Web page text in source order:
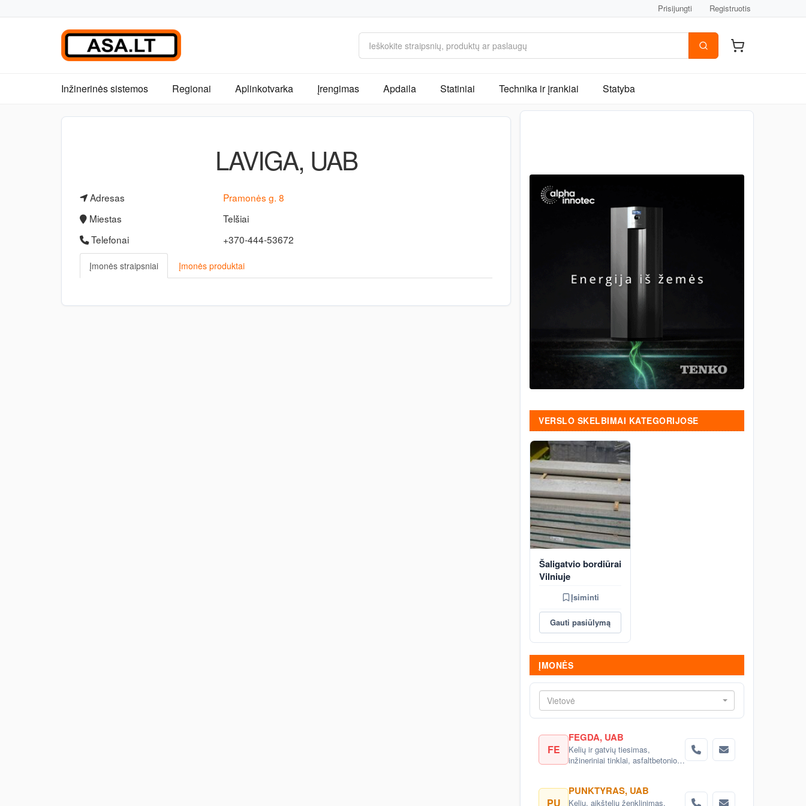
Prisijungti Registruotis
Inžinerinės sistemos Regionai Aplinkotvarka Įrengimas Apdaila Statiniai Technika ir įrankiai Statyba
LAVIGA, UAB
Adresas
Pramonės g. 8
Miestas
Telšiai
Telefonai
+370-444-53672
Įmonės straipsniai Įmonės produktai
VERSLO SKELBIMAI KATEGORIJOSE
Šaligatvio bordiūrai
Vilniuje
Įsiminti
Gauti pasiūlymą
ĮMONĖS
Vietovė
FE
FEGDA, UAB
Kelių ir gatvių tiesimas,
inžineriniai tinklai, asfaltbetonio ir
PU
PUNKTYRAS, UAB
Kelių, aikštelių ženklinimas.